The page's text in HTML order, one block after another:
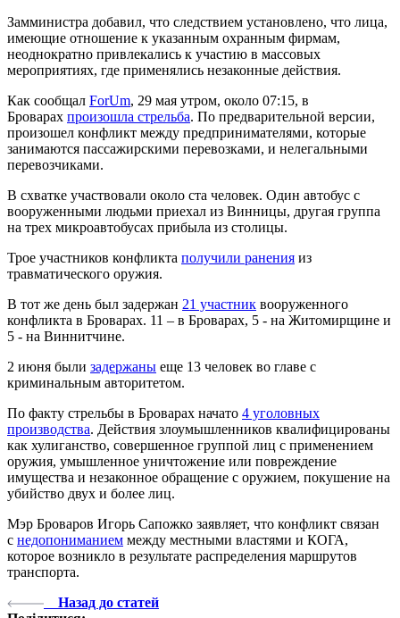
Замминистра добавил, что следствием установлено, что лица,
имеющие отношение к указанным охранным фирмам,
неоднократно привлекались к участию в массовых
мероприятиях, где применялись незаконные действия.
Как сообщал ForUm, 29 мая утром, около 07:15, в
Броварах произошла стрельба. По предварительной версии,
произошел конфликт между предпринимателями, которые
занимаются пассажирскими перевозками, и нелегальными
перевозчиками.
В схватке участвовали около ста человек. Один автобус с
вооруженными людьми приехал из Винницы, другая группа
на трех микроавтобусах прибыла из столицы.
Трое участников конфликта получили ранения из
травматического оружия.
В тот же день был задержан 21 участник вооруженного
конфликта в Броварах. 11 – в Броварах, 5 - на Житомирщине и
5 - на Виннитчине.
2 июня были задержаны еще 13 человек во главе с
криминальным авторитетом.
По факту стрельбы в Броварах начато 4 уголовных
производства. Действия злоумышленников квалифицированы
как хулиганство, совершенное группой лиц с применением
оружия, умышленное уничтожение или повреждение
имущества и незаконное обращение с оружием, покушение на
убийство двух и более лиц.
Мэр Броваров Игорь Сапожко заявляет, что конфликт связан
с недопониманием между местными властями и КОГА,
которое возникло в результате распределения маршрутов
транспорта.
Назад до статей